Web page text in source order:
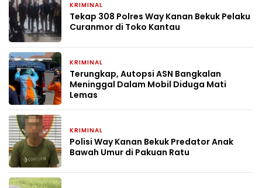
KRIMINAL
Tekap 308 Polres Way Kanan Bekuk Pelaku
Curanmor di Toko Kantau
KRIMINAL
Terungkap, Autopsi ASN Bangkalan
Meninggal Dalam Mobil Diduga Mati
Lemas
KRIMINAL
Polisi Way Kanan Bekuk Predator Anak
Bawah Umur di Pakuan Ratu